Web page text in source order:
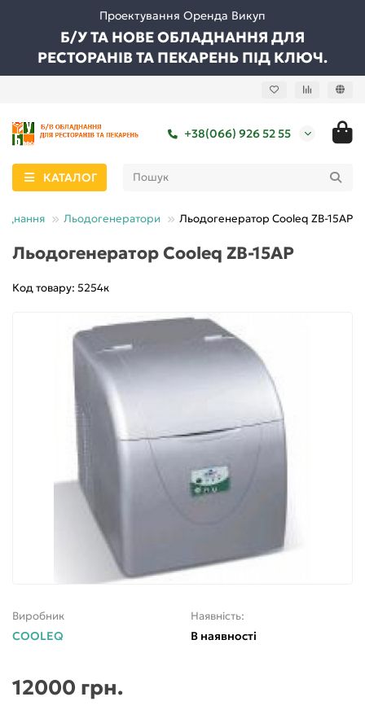
Проектування Оренда Викуп
Б/У ТА НОВЕ ОБЛАДНАННЯ ДЛЯ
РЕСТОРАНІВ ТА ПЕКАРЕНЬ ПІД КЛЮЧ.
+38(066) 926 52 55
КАТАЛОГ
Льодогенератори Льодогенератор Cooleq ZB-15AP
Льодогенератор Cooleq ZB-15AP
Код товару: 5254к
Виробник
COOLEQ
Наявність:
В наявності
12000 грн.